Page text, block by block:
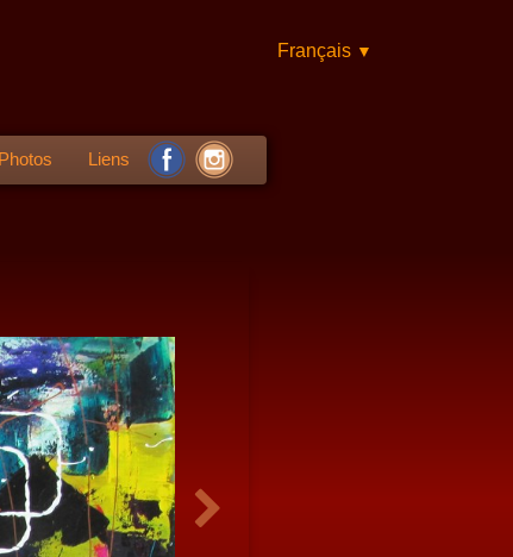
Français ▼
Photos Liens